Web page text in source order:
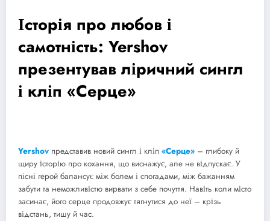
Історія про любов і
самотність: Yershov
презентував ліричний сингл
і кліп «Серце»
Yershov представив новий сингл і кліп «Серце» – глибоку й
щиру історію про кохання, що виснажує, але не відпускає. У
пісні герой балансує між болем і спогадами, між бажанням
забути та неможливістю вирвати з себе почуття. Навіть коли місто
засинає, його серце продовжує тягнутися до неї – крізь
відстань, тишу й час.